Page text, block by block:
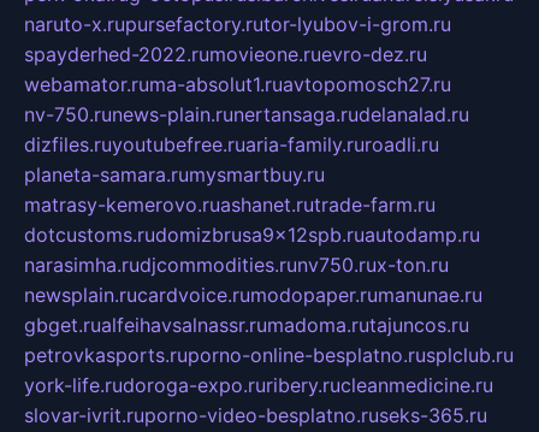
naruto-x.rupursefactory.rutor-lyubov-i-grom.ru
spayderhed-2022.rumovieone.ruevro-dez.ru
webamator.ruma-absolut1.ruavtopomosch27.ru
nv-750.runews-plain.runertansaga.rudelanalad.ru
dizfiles.ruyoutubefree.ruaria-family.ruroadli.ru
planeta-samara.rumysmartbuy.ru
matrasy-kemerovo.ruashanet.rutrade-farm.ru
dotcustoms.rudomizbrusa9x12spb.ruautodamp.ru
narasimha.rudjcommodities.runv750.rux-ton.ru
newsplain.rucardvoice.rumodopaper.rumanunae.ru
gbget.rualfeihavsalnassr.rumadoma.rutajuncos.ru
petrovkasports.ruporno-online-besplatno.rusplclub.ru
york-life.rudoroga-expo.ruribery.rucleanmedicine.ru
slovar-ivrit.ruporno-video-besplatno.ruseks-365.ru